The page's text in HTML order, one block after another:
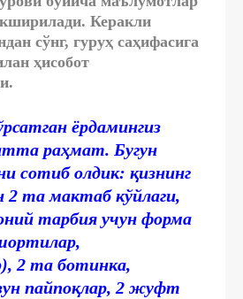
Керакли
сўнг, гуруҳ саҳифасига
ҳисобот
ёрдамингиз
раҳмат. Бугун
сотиб олдик: қизнинг
2 та мактаб кўйлаги,
тарбия учун форма
2 та ботинка,
пайпоқлар, 2 жуфт